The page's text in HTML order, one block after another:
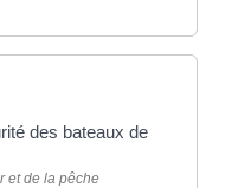
des bateaux de
et de la pêche